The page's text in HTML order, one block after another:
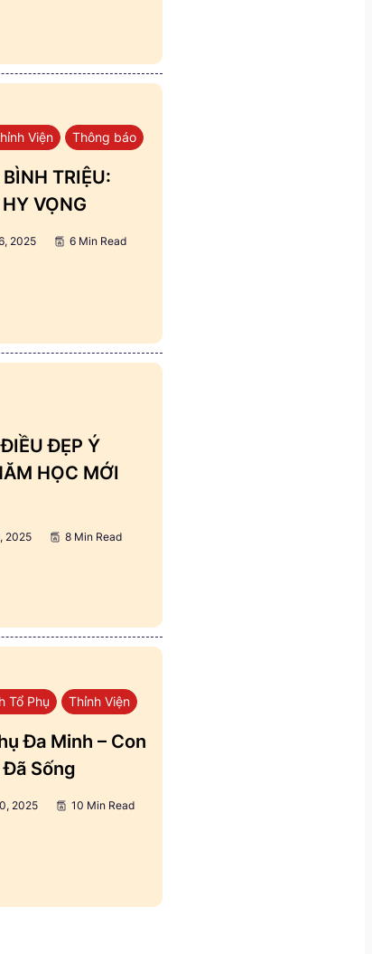
Viện Thông báo
TRIỆU:
VỌNG
2025 6 Min Read
ĐẸP Ý
HỌC MỚI
2025 8 Min Read
Tổ Phụ Thỉnh Viện
Đa Minh – Con
Sống
2025 10 Min Read